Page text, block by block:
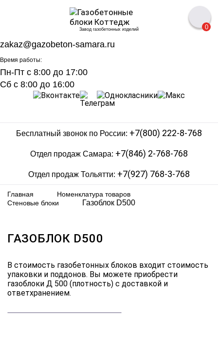
Завод газобетонных изделий
zakaz@gazobeton-samara.ru
Время работы:
Пн-Пт с 8:00 до 17:00
Сб с 8:00 до 16:00
0
Бесплатный звонок по России: +7(800) 222-8-768
Отдел продаж Самара: +7(846) 2-768-768
Отдел продаж Тольятти: +7(927) 768-3-768
Главная
Номенклатура товаров
Стеновые блоки
Газоблок D500
ГАЗОБЛОК D500
В стоимость газобетонных блоков входит стоимость
упаковки и поддонов. Вы можете приобрести
газоблоки Д 500 (плотность) с доставкой и
ответхранением.